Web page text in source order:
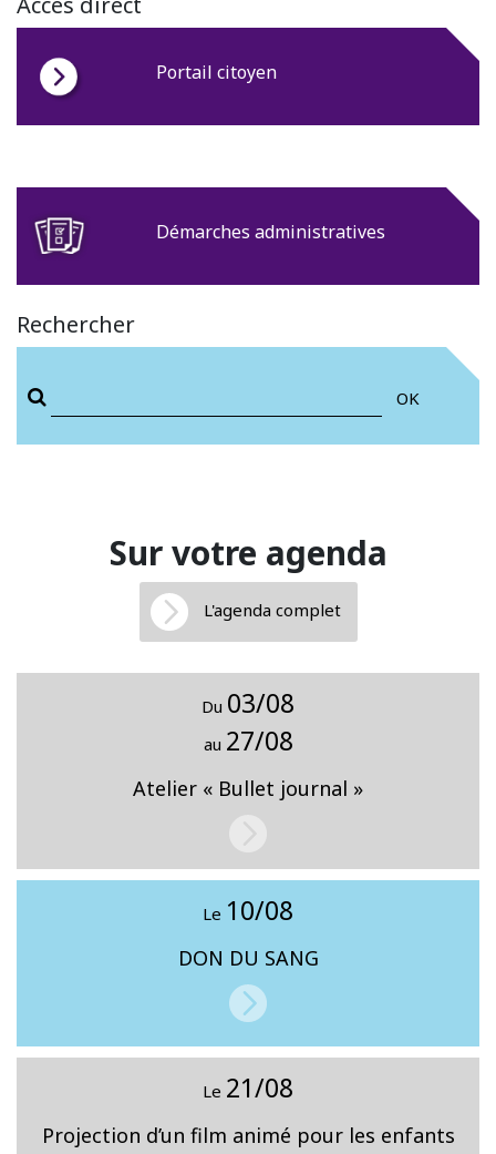
Portail citoyen
Démarches administratives
Rechercher
OK
Sur votre agenda
L'agenda complet
Du 03/08
au 27/08
Atelier « Bullet journal »
Le 10/08
DON DU SANG
Le 21/08
Projection d’un film animé pour les enfants